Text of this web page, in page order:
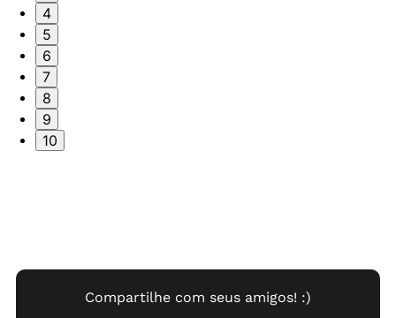
4
5
6
7
8
9
10